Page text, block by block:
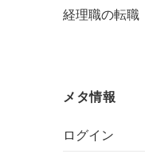
経理職の転職
メタ情報
ログイン